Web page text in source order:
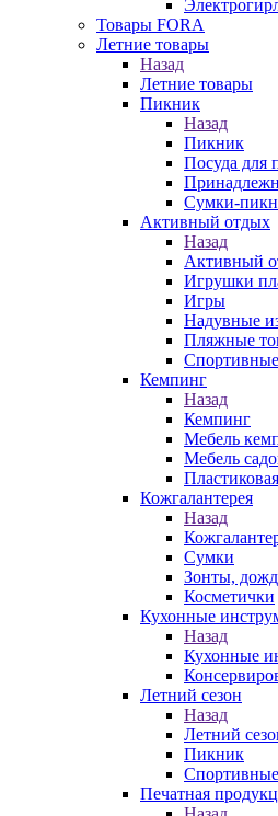
Товары FORA
Летние товары
Назад
Летние товары
Пикник
Назад
Пикник
Посуда для
Сумки-
Активный отдых
Назад
Активный
Игрушки
Игры
Надувные
Пляжные
Кемпинг
Назад
Кемпинг
Мебель
Мебель
Кожгалантерея
Назад
Сумки
Зонты,
Косметички
Кухонные
Назад
Кухонные
Летний сезон
Назад
Летний
Пикник
Печатная